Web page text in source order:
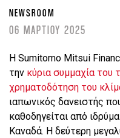
NEWSROOM
06 ΜΑΡΤΙΟΥ 2025
Η Sumitomo Mitsui
την κύρια συμμαχία του
χρηματοδότηση του
ιαπωνικός δανειστής
καθοδηγείται από
Καναδά. Η δεύτερη